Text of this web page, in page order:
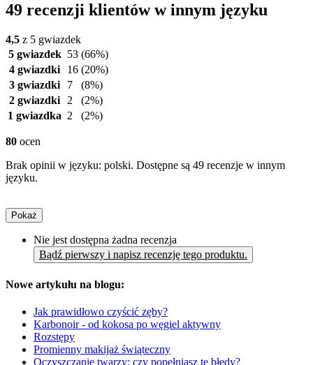
49 recenzji klientów w innym języku
4,5 z 5 gwiazdek
5 gwiazdek 53 (66%)
4 gwiazdki
16 (20%)
3 gwiazdki
7
(8%)
2 gwiazdki
2
(2%)
1 gwiazdka 2 (2%)
80 ocen
Brak opinii w języku: polski. Dostępne są 49 recenzje w innym
języku.
Pokaż
Nie jest dostępna żadna recenzja
Bądź pierwszy i napisz recenzję tego produktu.
Nowe artykułu na blogu:
Jak prawidłowo czyścić zęby?
Karbonoir - od kokosa po węgiel aktywny
Rozstępy
Promienny makijaż świąteczny
Oczyszczanie twarzy: czy popełniasz te błędy?